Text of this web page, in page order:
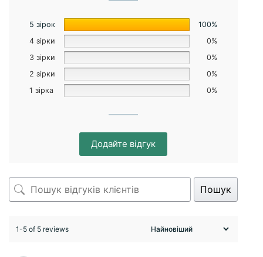
5 зірок
100%
4 зірки
0%
3 зірки
0%
2 зірки
0%
1 зірка
0%
Додайте відгук
Пошук
1-5 of 5 reviews